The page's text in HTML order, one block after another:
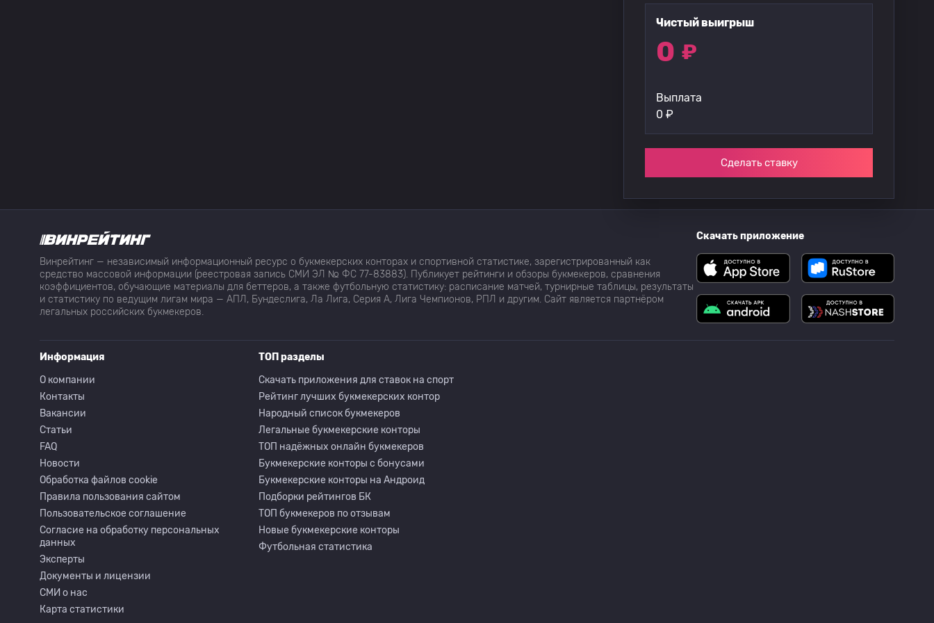
Чистый выигрыш
0 ₽
Выплата
0 ₽
Сделать ставку
Винрейтинг — независимый информационный ресурс о букмекерских конторах и спортивной статистике, зарегистрированный как
средство массовой информации (реестровая запись СМИ ЭЛ № ФС 77-83883). Публикует рейтинги и обзоры букмекеров, сравнения
коэффициентов, обучающие материалы для беттеров, а также футбольную статистику: расписание матчей, турнирные таблицы, результаты
и статистику по ведущим лигам мира — АПЛ, Бундеслига, Ла Лига, Серия А, Лига Чемпионов, РПЛ и другим. Сайт является партнёром
легальных российских букмекеров.
Скачать приложение
Информация
О компании
Контакты
Вакансии
Статьи
FAQ
Новости
Обработка файлов cookie
Правила пользования сайтом
Пользовательское соглашение
Согласие на обработку персональных
данных
Эксперты
Документы и лицензии
СМИ о нас
Карта статистики
ТОП разделы
Скачать приложения для ставок на спорт
Рейтинг лучших букмекерских контор
Народный список букмекеров
Легальные букмекерские конторы
ТОП надёжных онлайн букмекеров
Букмекерские конторы с бонусами
Букмекерские конторы на Андроид
Подборки рейтингов БК
ТОП букмекеров по отзывам
Новые букмекерские конторы
Футбольная статистика